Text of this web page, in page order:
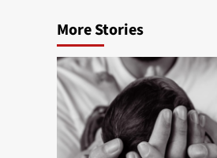
More Stories